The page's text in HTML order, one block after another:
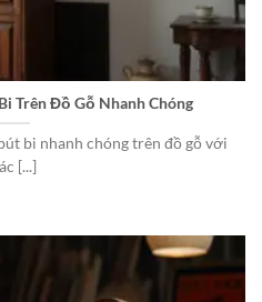
Trên Đồ Gỗ Nhanh Chóng
bi nhanh chóng trên đồ gỗ với
[...]